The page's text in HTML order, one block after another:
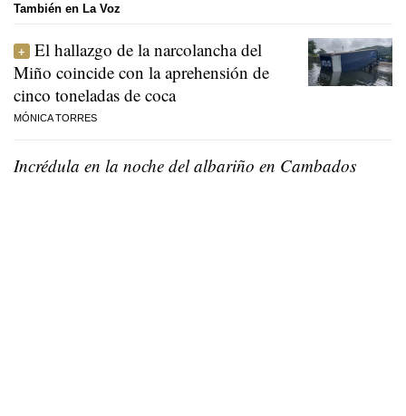
También en La Voz
El hallazgo de la narcolancha del
Miño coincide con la aprehensión de
cinco toneladas de coca
MÓNICA TORRES
Incrédula en la noche del albariño en Cambados